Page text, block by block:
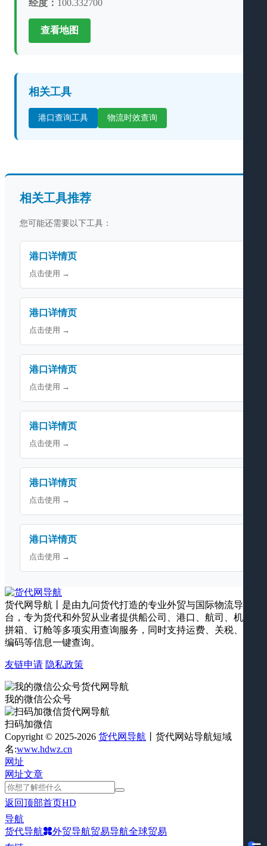
经度： 100.332700
查看地图
相关工具
港口查询工具 物流时效查询
相关工具推荐
您可能还需要以下工具：
港口详情页
点击使用 →
港口详情页
点击使用 →
港口详情页
点击使用 →
港口详情页
点击使用 →
港口详情页
点击使用 →
港口详情页
点击使用 →
货代网导航丨是由九问货代打造的专业外贸与国际物流导航平
台，专为货代和外贸从业者提供船公司、港口、航司、机场、
拼箱、订舱等多项实用查询服务，同时支持运费、关税、海关
编码等信息一键查询。
友链申请 隐私政策
我的微信公众号
扫码加微信
Copyright © 2025-2026 货代网导航 丨货代网站导航短域
名:www.hdwz.cn
网址
网址文章
返回顶部首页HD
导航
货代导航
外贸导航贸易导航全球贸易